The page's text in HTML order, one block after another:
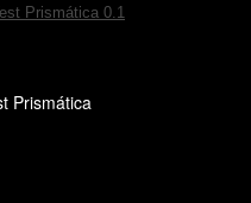
Prismática